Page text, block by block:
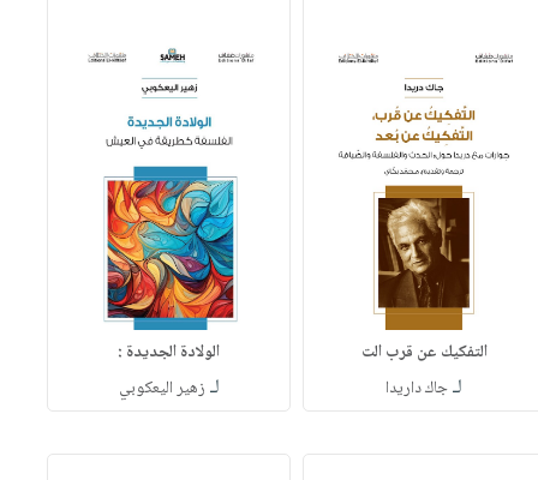
التفكيك عن قرب الت
لـجاك داريدا
الولادة الجديدة :
لـ زهير اليعكوبي